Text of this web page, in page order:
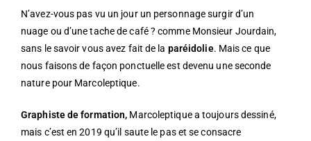
N’avez-vous pas vu un jour un personnage surgir d’un
nuage ou d’une tache de café ? comme Monsieur Jourdain,
sans le savoir vous avez fait de la paréidolie. Mais ce que
nous faisons de façon ponctuelle est devenu une seconde
nature pour Marcoleptique.
Graphiste de formation, Marcoleptique a toujours dessiné,
mais c’est en 2019 qu’il saute le pas et se consacre